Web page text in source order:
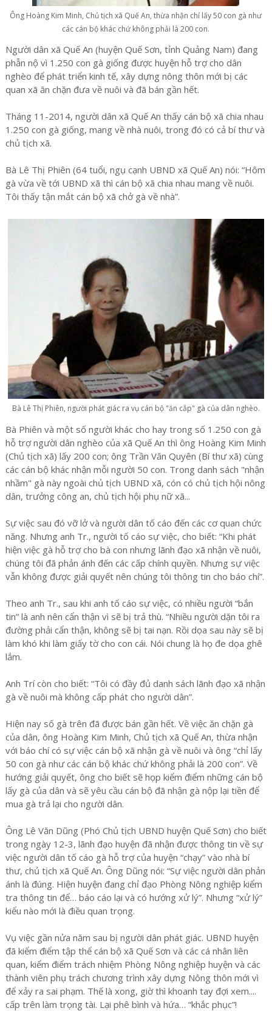
Ông Hoàng Kim Minh, Chủ tịch xã Quế An, thừa nhận chỉ lấy 50 con gà như
các cán bộ khác chứ không phải là 200 con.
Người dân xã Quế An (huyện Quế Sơn, tỉnh Quảng Nam) đang
phẫn nộ vì 1.250 con gà giống được huyện hỗ trợ cho dân
nghèo để phát triển kinh tế, xây dựng nông thôn mới bị các
quan xã ăn chặn đưa về nuôi và đã bán gần hết.
Tháng 11-2014, người dân xã Quế An thấy cán bộ xã chia nhau
1.250 con gà giống, mang về nhà nuôi, trong đó có cả bí thư và
chủ tịch xã.
Bà Lê Thị Phiên (64 tuổi, ngụ cạnh UBND xã Quế An) nói: “Hôm
gà vừa về tới UBND xã thì cán bộ xã chia nhau mang về nuôi.
Tôi thấy tận mắt cán bộ xã chở gà về nhà”.
Bà Lê Thị Phiên, người phát giác ra vụ cán bộ "ăn cắp" gà của dân nghèo.
Bà Phiên và một số người khác cho hay trong số 1.250 con gà
hỗ trợ người dân nghèo của xã Quế An thì ông Hoàng Kim Minh
(Chủ tịch xã) lấy 200 con; ông Trần Văn Quyên (Bí thư xã) cùng
các cán bộ khác nhận mỗi người 50 con. Trong danh sách "nhận
nhầm" gà này ngoài chủ tịch UBND xã, cón có chủ tịch hội nông
dân, trưởng công an, chủ tịch hội phụ nữ xã...
Sự việc sau đó vỡ lở và người dân tố cáo đến các cơ quan chức
năng. Nhưng anh Tr., người tố cáo sự việc, cho biết: “Khi phát
hiện việc gà hỗ trợ cho bà con nhưng lãnh đạo xã nhận về nuôi,
chúng tôi đã phản ánh đến các cấp chính quyền. Nhưng sự việc
vẫn không được giải quyết nên chúng tôi thông tin cho báo chí”.
Theo anh Tr., sau khi anh tố cáo sự việc, có nhiều người “bắn
tin” là anh nên cẩn thận vì sẽ bị trả thù. “Nhiều người dặn tôi ra
đường phải cẩn thận, không sẽ bị tai nạn. Rồi dọa sau này sẽ bị
làm khó khi làm giấy tờ cho con cái. Nói chung là họ đe dọa ghê
lắm.
Anh Trí còn cho biết: “Tôi có đầy đủ danh sách lãnh đạo xã nhận
gà về nuôi mà không cấp phát cho người dân”.
Hiện nay số gà trên đã được bán gần hết. Về việc ăn chặn gà
của dân, ông Hoàng Kim Minh, Chủ tịch xã Quế An, thừa nhận
với báo chí có sự việc cán bộ xã nhận gà về nuôi và ông “chỉ lấy
50 con gà như các cán bộ khác chứ không phải là 200 con”. Về
hướng giải quyết, ông cho biết sẽ họp kiểm điểm những cán bộ
lấy gà của dân và sẽ yêu cầu cán bộ đã nhận gà nộp lại tiền để
mua gà trả lại cho người dân.
Ông Lê Văn Dũng (Phó Chủ tịch UBND huyện Quế Sơn) cho biết
trong ngày 12-3, lãnh đạo huyện đã nhận được thông tin về sự
việc người dân tố cáo gà hỗ trợ của huyện “chạy” vào nhà bí
thư, chủ tịch xã Quế An. Ông Dũng nói: “Sự việc người dân phản
ánh là đúng. Hiện huyện đang chỉ đạo Phòng Nông nghiệp kiểm
tra thông tin để… báo cáo lại và có hướng xử lý”. Nhưng “xử lý”
kiểu nào mới là điều quan trọng.
Vụ việc gần nửa năm sau bị người dân phát giác. UBND huyện
đã kiểm điểm tập thể cán bộ xã Quế Sơn và các cá nhân liên
quan, kiểm điểm trách nhiệm Phòng Nông nghiệp huyện và các
thành viên phụ trách chương trình xây dựng Nông thôn mới vì
để xảy ra sai phạm. Thế là xong, giờ thì khoanh tay đợi xem....
cấp trên làm trọng tài. Lại phê bình và hứa… “khắc phục”!